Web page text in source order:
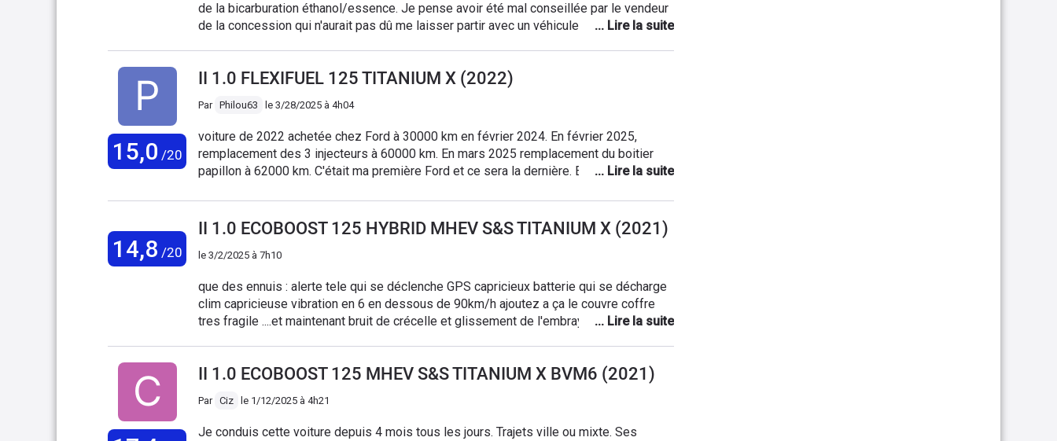
de la bicarburation éthanol/essence. Je pense avoir été mal conseillée par le vendeur
de la concession qui n'aurait pas dû me laisser partir avec un véhicule essence à la
roule pas sur chemins!!!). Pour le problème d'injecteurs, le responsable maintenance
l'éthanol. J'en suis rendue à calculer mon mélange de ravitaillement à chaque plein
pour rouler avec 60% d'éthanol et ne pas avoir (ou pas encore) de trous dans
l'accélération tout en conservant un maximum d'économie sur la facture de carburant.
L'ouverture du coffre au pied est inopérante! Pour ce qui est de l'habitabilité, rien à
redire : le volume de chargement est important. Le confort de route n'a rien à envier à la
Mercedes Classe A que j'avais précédemment. Les systèmes d'aide à la conduite
15,0 /20
II 1.0 FLEXIFUEL 125 TITANIUM X (2022)
Par Philou63 le 3/28/2025 à 4h04
voiture de 2022 achetée chez Ford à 30000 km en février 2024. En février 2025,
remplacement des 3 injecteurs à 60000 km. En mars 2025 remplacement du boitier
papillon à 62000 km. C'était ma première Ford et ce sera la dernière. Extrêmement
14,8 /20
II 1.0 ECOBOOST 125 HYBRID MHEV S&S TITANIUM X (2021)
le 3/2/2025 à 7h10
que des ennuis : alerte tele qui se déclenche GPS capricieux batterie qui se décharge
clim capricieuse vibration en 6 en dessous de 90km/h ajoutez a ça le couvre coffre
tres fragile ....et maintenant bruit de crécelle et glissement de l'embrayage a
,jolie mais cela ne suffit pas .Le 3 cylindres m'inquiétait un peu ,il s'avère que j'avais
tente bien J'oubliais .....révisions hors de prix....
II 1.0 ECOBOOST 125 MHEV S&S TITANIUM X BVM6 (2021)
Par Ciz le 1/12/2025 à 4h21
Je conduis cette voiture depuis 4 mois tous les jours. Trajets ville ou mixte. Ses